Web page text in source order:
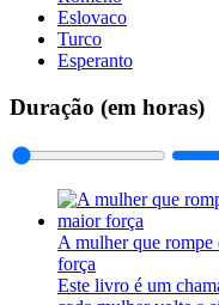
Eslovaco
Turco
Esperanto
Duração (em horas)
A mulher que rompe
força
Este livro é um